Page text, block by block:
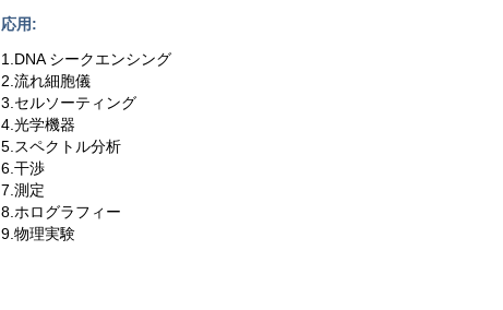
応用:
1.DNA シークエンシング
2.流れ細胞儀
3.セルソーティング
4.光学機器
5.スペクトル分析
6.干渉
7.測定
8.ホログラフィー
9.物理実験